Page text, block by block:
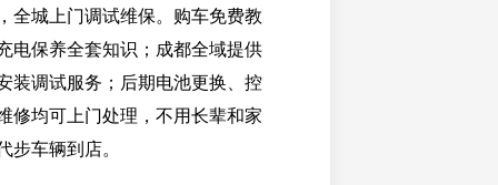
全城上门调试维保。购车免费教
电保养全套知识；成都全域提供
装调试服务；后期电池更换、控
修均可上门处理，不用长辈和家
步车辆到店。